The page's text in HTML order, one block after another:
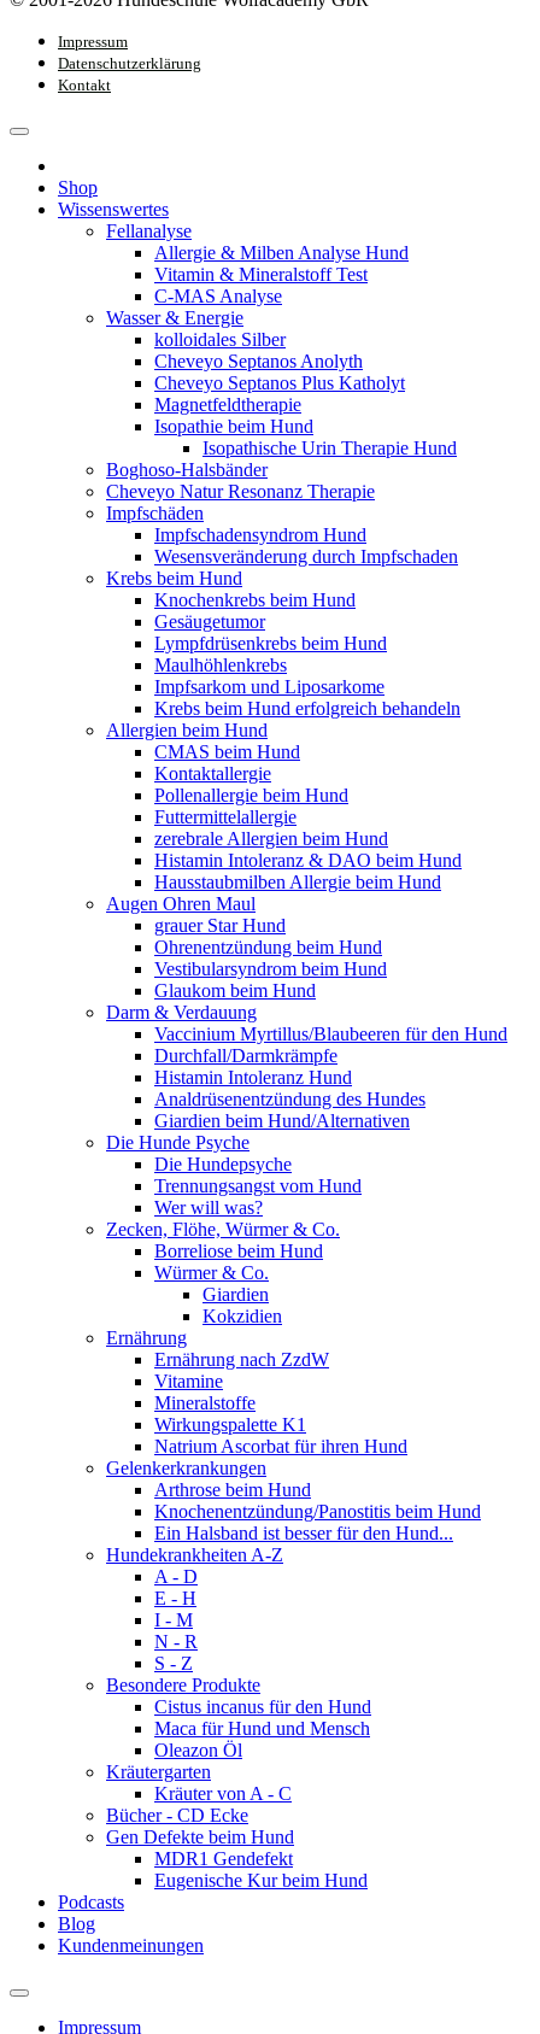
Impressum
Datenschutzerklärung
Kontakt
Shop
Wissenswertes
Fellanalyse
Allergie & Milben Analyse Hund
Vitamin & Mineralstoff Test
C-MAS Analyse
Wasser & Energie
kolloidales Silber
Cheveyo Septanos Anolyth
Cheveyo Septanos Plus Katholyt
Magnetfeldtherapie
Isopathie beim Hund
Isopathische Urin Therapie Hund
Boghoso-Halsbänder
Cheveyo Natur Resonanz Therapie
Impfschäden
Impfschadensyndrom Hund
Wesensveränderung durch Impfschaden
Krebs beim Hund
Knochenkrebs beim Hund
Gesäugetumor
Lympfdrüsenkrebs beim Hund
Maulhöhlenkrebs
Impfsarkom und Liposarkome
Krebs beim Hund erfolgreich behandeln
Allergien beim Hund
CMAS beim Hund
Kontaktallergie
Pollenallergie beim Hund
Futtermittelallergie
zerebrale Allergien beim Hund
Histamin Intoleranz & DAO beim Hund
Hausstaubmilben Allergie beim Hund
Augen Ohren Maul
grauer Star Hund
Ohrenentzündung beim Hund
Vestibularsyndrom beim Hund
Glaukom beim Hund
Darm & Verdauung
Vaccinium Myrtillus/Blaubeeren für den Hund
Durchfall/Darmkrämpfe
Histamin Intoleranz Hund
Analdrüsenentzündung des Hundes
Giardien beim Hund/Alternativen
Die Hunde Psyche
Die Hundepsyche
Trennungsangst vom Hund
Wer will was?
Zecken, Flöhe, Würmer & Co.
Borreliose beim Hund
Würmer & Co.
Giardien
Kokzidien
Ernährung
Ernährung nach ZzdW
Vitamine
Mineralstoffe
Wirkungspalette K1
Natrium Ascorbat für ihren Hund
Gelenkerkrankungen
Arthrose beim Hund
Knochenentzündung/Panostitis beim Hund
Ein Halsband ist besser für den Hund...
Hundekrankheiten A-Z
A - D
E - H
I - M
N - R
S - Z
Besondere Produkte
Cistus incanus für den Hund
Maca für Hund und Mensch
Oleazon Öl
Kräutergarten
Kräuter von A - C
Bücher - CD Ecke
Gen Defekte beim Hund
MDR1 Gendefekt
Eugenische Kur beim Hund
Podcasts
Blog
Kundenmeinungen
Impressum